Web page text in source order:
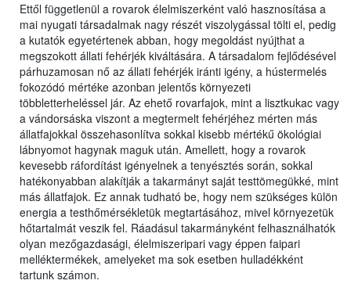
Ettől függetlenül a rovarok élelmiszerként való hasznosítása a
mai nyugati társadalmak nagy részét viszolygással tölti el, pedig
a kutatók egyetértenek abban, hogy megoldást nyújthat a
megszokott állati fehérjék kiváltására. A társadalom fejlődésével
párhuzamosan nő az állati fehérjék iránti igény, a hústermelés
fokozódó mértéke azonban jelentős környezeti
többletterheléssel jár. Az ehető rovarfajok, mint a lisztkukac vagy
a vándorsáska viszont a megtermelt fehérjéhez mérten más
állatfajokkal összehasonlítva sokkal kisebb mértékű ökológiai
lábnyomot hagynak maguk után. Amellett, hogy a rovarok
kevesebb ráfordítást igényelnek a tenyésztés során, sokkal
hatékonyabban alakítják a takarmányt saját testtömegükké, mint
más állatfajok. Ez annak tudható be, hogy nem szükséges külön
energia a testhőmérsékletük megtartásához, mivel környezetük
hőtartalmát veszik fel. Ráadásul takarmányként felhasználhatók
olyan mezőgazdasági, élelmiszeripari vagy éppen faipari
melléktermékek, amelyeket ma sok esetben hulladékként
tartunk számon.